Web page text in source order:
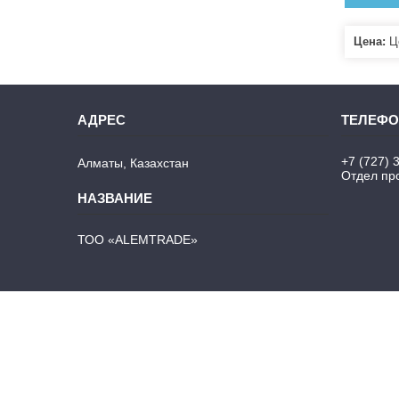
Цена:
Алматы, Казахстан
ТОО «ALEMTRADE»
+7 (727)
Отдел